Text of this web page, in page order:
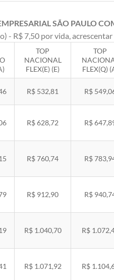
SÃO PAULO
- R$ 7,50 por vida,
TOP
NACIONAL
FLEX(E) (E)
TOP
FLEX(Q)
R$ 532,81 R$
R$ 628,72 R$
R$ 760,74 R$
R$ 912,90 R$
R$ 1.040,70 R$
R$ 1.071,92 R$